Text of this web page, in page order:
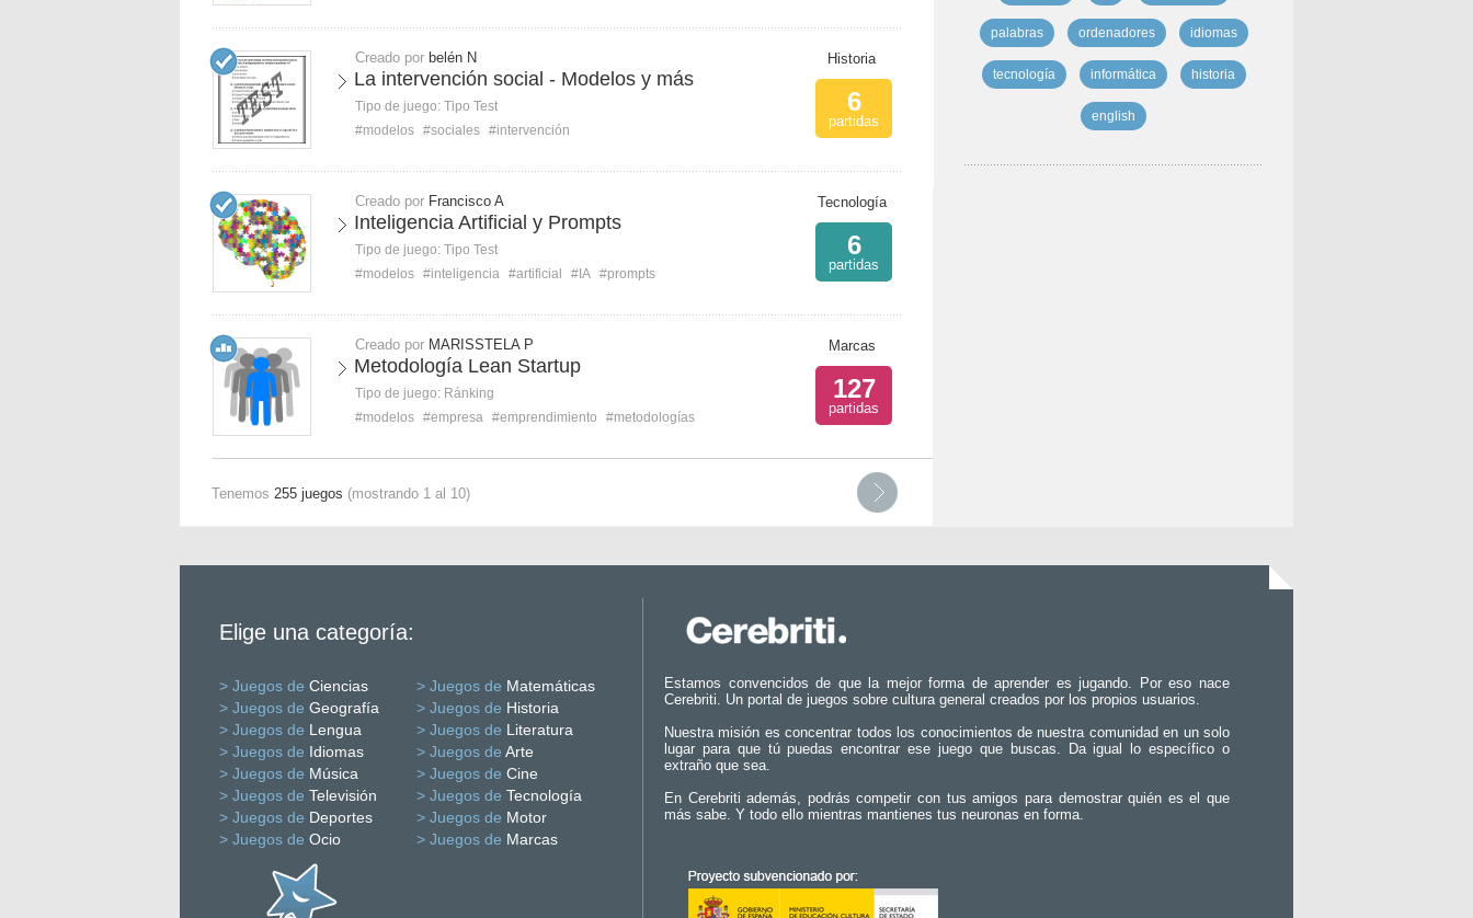
Creado por belén N
La intervención social - Modelos y más
Tipo de juego: Tipo Test
#modelos #sociales #intervención
Historia
6
partidas
Creado por Francisco A
Inteligencia Artificial y Prompts
Tipo de juego: Tipo Test
#modelos #inteligencia #artificial #IA #prompts
Tecnología
6
partidas
Creado por MARISSTELA P
Metodología Lean Startup
Tipo de juego: Ránking
#modelos #empresa #emprendimiento #metodologías
Marcas
127
partidas
Tenemos 255 juegos (mostrando 1 al 10)
palabras ordenadores idiomas
tecnología informática historia
english
Elige una categoría:
> Juegos de Ciencias > Juegos de Matemáticas
> Juegos de Geografía > Juegos de Historia
> Juegos de Lengua > Juegos de Literatura
> Juegos de Idiomas > Juegos de Arte
> Juegos de Música > Juegos de Cine
> Juegos de Televisión > Juegos de Tecnología
> Juegos de Deportes > Juegos de Motor
> Juegos de Ocio > Juegos de Marcas
Estamos convencidos de que la mejor forma de aprender es jugando. Por eso nace
Cerebriti. Un portal de juegos sobre cultura general creados por los propios usuarios.
Nuestra misión es concentrar todos los conocimientos de nuestra comunidad en un solo
lugar para que tú puedas encontrar ese juego que buscas. Da igual lo específico o
extraño que sea.
En Cerebriti además, podrás competir con tus amigos para demostrar quién es el que
más sabe. Y todo ello mientras mantienes tus neuronas en forma.